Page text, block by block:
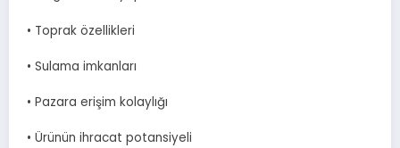
• Toprak özellikleri
• Sulama imkanları
• Pazara erişim kolaylığı
• Ürünün ihracat potansiyeli